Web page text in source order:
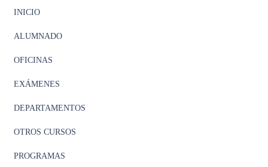
INICIO
ALUMNADO
OFICINAS
EXÁMENES
DEPARTAMENTOS
OTROS CURSOS
PROGRAMAS